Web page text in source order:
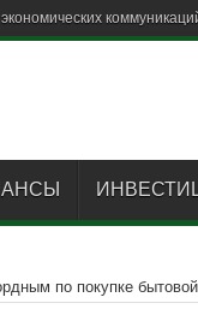
по покупке